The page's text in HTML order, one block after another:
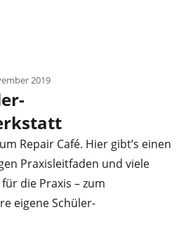
2019
Repair Café. Hier gibt’s einen
Praxisleitfaden und viele
die Praxis – zum
eigene Schüler-